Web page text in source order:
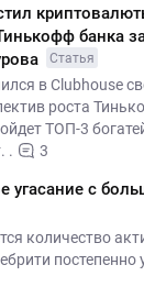
банка
Статья
в Clubhouse
роста
ТОП-3
.
3
угасание с
количество
постепенно